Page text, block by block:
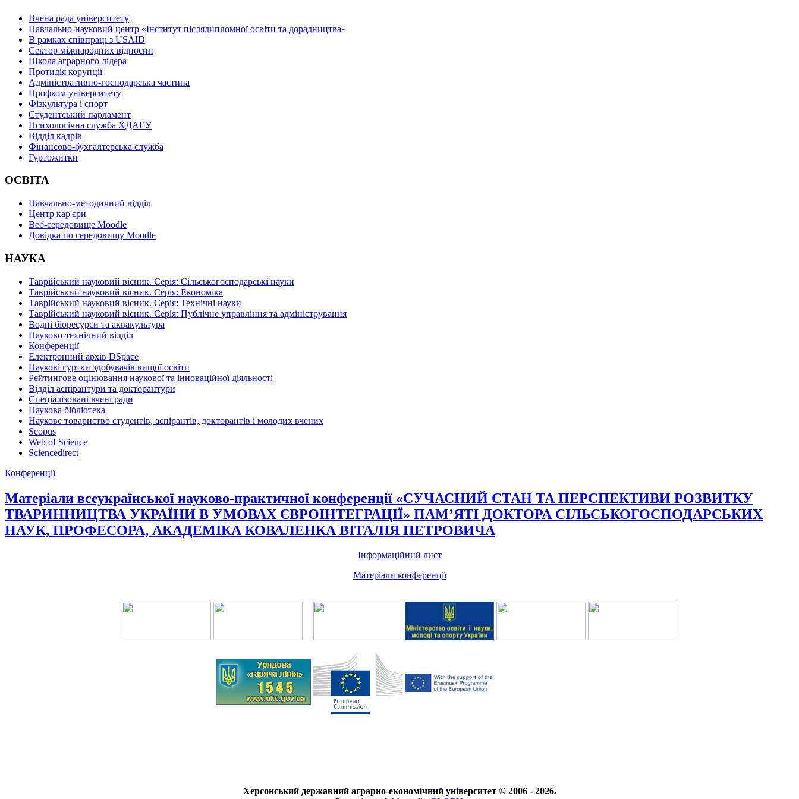
Вчена рада університету
Навчально-науковий центр «Інститут післядипломної освіти та дорадництва»
В рамках співпраці з USAID
Сектор міжнародних відносин
Школа аграрного лідера
Протидія корупції
Адміністративно-господарська частина
Профком університету
Фізкультура і спорт
Студентський парламент
Психологічна служба ХДАЕУ
Відділ кадрів
Фінансово-бухгалтерська служба
Гуртожитки
ОСВІТА
Навчально-методичний відділ
Центр кар'єри
Веб-середовище Moodle
Довідка по середовищу Moodle
НАУКА
Таврійський науковий вісник. Серія: Сільськогосподарські науки
Таврійський науковий вісник. Серія: Економіка
Таврійський науковий вісник. Серія: Технічні науки
Таврійський науковий вісник. Серія: Публічне управління та адміністрування
Водні біоресурси та аквакультура
Науково-технічний відділ
Конференції
Електронний архів DSpace
Наукові гуртки здобувачів вищої освіти
Рейтингове оцінювання наукової та інноваційної діяльності
Відділ аспірантури та докторантури
Спеціалізовані вчені ради
Наукова бібліотека
Наукове товариство студентів, аспірантів, докторантів і молодих вчених
Scopus
Web of Science
Sciencedirect
Конференції
Матеріали всеукраїнської науково-практичної конференції «СУЧАСНИЙ СТАН ТА ПЕРСПЕКТИВИ РОЗВИТКУ
ТВАРИННИЦТВА УКРАЇНИ В УМОВАХ ЄВРОІНТЕГРАЦІЇ» ПАМ’ЯТІ ДОКТОРА СІЛЬСЬКОГОСПОДАРСЬКИХ
НАУК, ПРОФЕСОРА, АКАДЕМІКА КОВАЛЕНКА ВІТАЛІЯ ПЕТРОВИЧА
Інформаційний лист
Матеріали конференції
Херсонський державний аграрно-економічний університет © 2006 - 2026.